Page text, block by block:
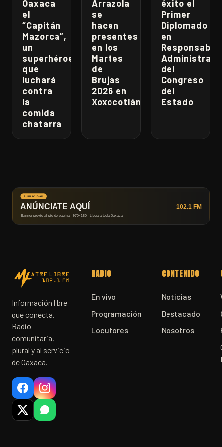
Oaxaca
el
“Capitán
Mazorca”,
un
superhéroe
que
luchará
contra
la
comida
chatarra
Arrazola
se
hacen
presentes
en los
Martes
de
Brujas
2026 en
Xoxocotlán
éxito el
Primer
Diplomado
en
del
Congreso
del
Estado
Información libre
que conecta.
Radio
comunitaria,
plural y al servicio
de Oaxaca.
RADIO
En vivo
Programación
Locutores
CONTENIDO
Noticias
Destacado
Nosotros